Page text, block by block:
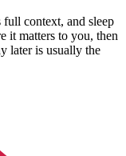
context, and sleep
it matters to you, then
later is usually the